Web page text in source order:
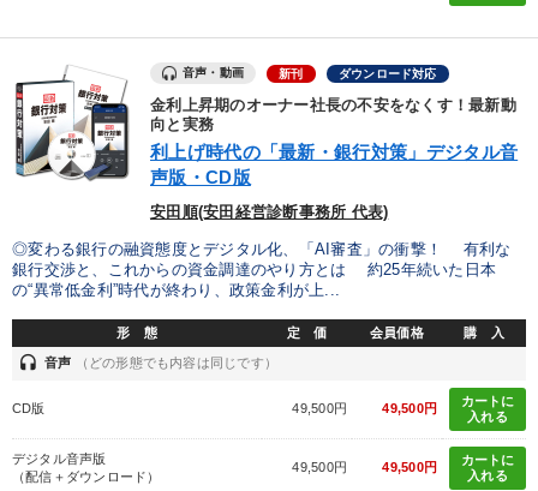
音声・動画 新刊 ダウンロード対応
金利上昇期のオーナー社長の不安をなくす！最新動
向と実務
利上げ時代の「最新・銀行対策」デジタル音
声版・CD版
安田順(安田経営診断事務所 代表)
◎変わる銀行の融資態度とデジタル化、「AI審査」の衝撃！ 有利な
銀行交渉と、これからの資金調達のやり方とは 約25年続いた日本
の“異常低金利”時代が終わり、政策金利が上...
形 態 定 価 会員価格 購 入
headset 音声 （どの形態でも内容は同じです）
CD版 49,500円 49,500円
カートに
入れる
デジタル音声版
（配信＋ダウンロード）
49,500円 49,500円
カートに
入れる